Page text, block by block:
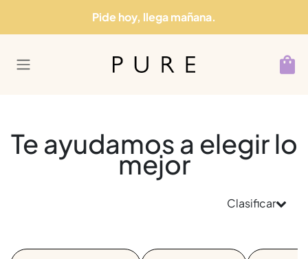
Pide hoy, llega mañana.
Te ayudamos a elegir lo
mejor
Clasificar